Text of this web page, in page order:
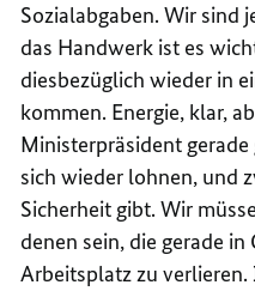
Sozialabgaben. Wir sind
das Handwerk ist es
diesbezüglich wieder in
kommen. Energie, klar,
Ministerpräsident
sich wieder lohnen, und
Sicherheit gibt. Wir
denen sein, die gerade in
Arbeitsplatz zu